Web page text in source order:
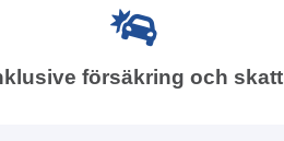
försäkring och skatt